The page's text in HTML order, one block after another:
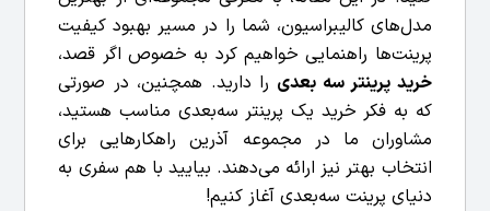
مدل‌های کالیبراسیون، شما را در مسیر بهبود کیفیت
پرینت‌ها راهنمایی خواهیم کرد به خصوص اگر قصد،
خرید پرینتر سه بعدی را دارید. همچنین، در صورتی
که به فکر خرید یک پرینتر سه‌بعدی مناسب هستید،
مشاوران ما در مجموعه آذرین راهکارهایی برای
انتخاب بهتر نیز ارائه می‌دهند. بیایید با هم سفری به
دنیای پرینت سه‌بعدی آغاز کنیم!